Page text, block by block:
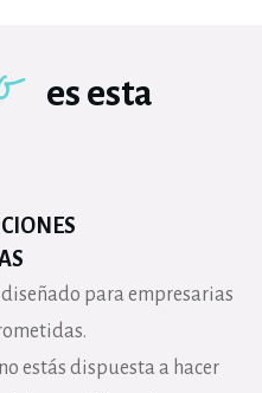
es esta
para empresarias
estás dispuesta a hacer